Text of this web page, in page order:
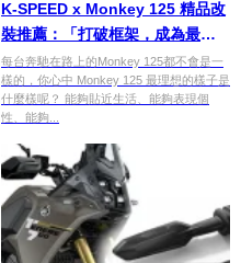
K-SPEED x Monkey 125 精品改
裝推薦：「打破框架，成為最灑
脫的街道焦點」
每台奔馳在路上的Monkey 125都不會是一
樣的，你心中 Monkey 125 最理想的樣子是
什麼樣呢？ 能夠貼近生活、能夠表現個
性、能夠...